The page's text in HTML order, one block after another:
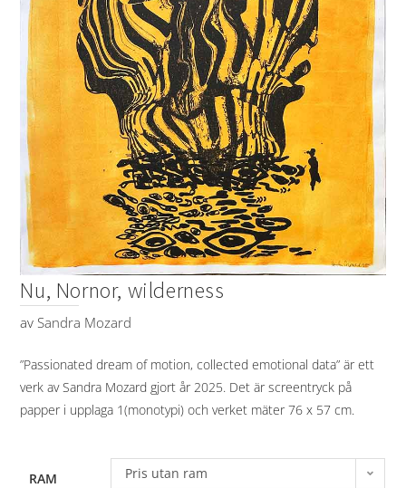
Nu, Nornor, wilderness
av Sandra Mozard
”Passionated dream of motion, collected emotional data” är ett
verk av Sandra Mozard gjort år 2025. Det är screentryck på
papper i upplaga 1(monotypi) och verket mäter 76 x 57 cm.
RAM Pris utan ram